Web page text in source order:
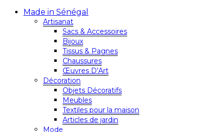
Made in Sénégal
Artisanat
Sacs & Accessoires
Bijoux
Tissus & Pagnes
Chaussures
Œuvres D’Art
Décoration
Objets Décoratifs
Meubles
Textiles pour la maison
Articles de jardin
Mode